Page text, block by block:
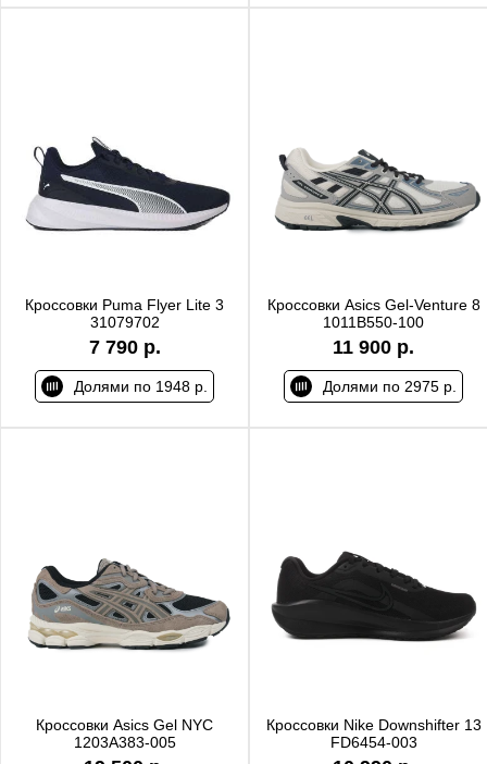
Кроссовки Puma Flyer Lite 3
31079702
7 790 р.
Долями по 1948 р.
Кроссовки Asics Gel-Venture 8
1011B550-100
11 900 р.
Долями по 2975 р.
Кроссовки Asics Gel NYC
1203A383-005
Кроссовки Nike Downshifter 13
FD6454-003